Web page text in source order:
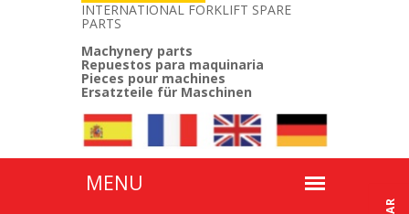
INTERNATIONAL FORKLIFT SPARE
PARTS
Machynery parts
Repuestos para maquinaria
Pieces pour machines
Ersatzteile für Maschinen